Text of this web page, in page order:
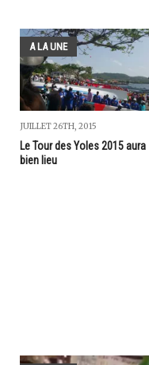
A LA UNE
JUILLET 26TH, 2015
Le Tour des Yoles 2015 aura
bien lieu